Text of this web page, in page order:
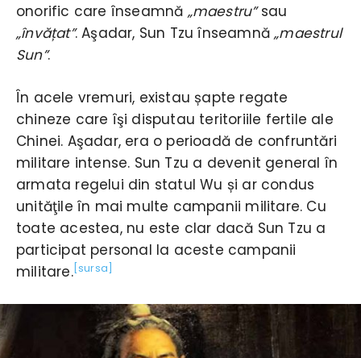
onorific care înseamnă „maestru”sau
„învățat”. Aşadar, Sun Tzu înseamnă „maestrul
Sun”.
În acele vremuri, existau șapte regate
chineze care îşi disputau teritoriile fertile ale
Chinei. Aşadar, era o perioadă de confruntări
militare intense. Sun Tzu a devenit general în
armata regelui din statul Wu și ar condus
unităţile în mai multe campanii militare. Cu
toate acestea, nu este clar dacă Sun Tzu a
participat personal la aceste campanii
militare. [sursa]